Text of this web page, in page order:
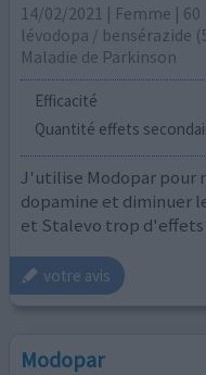
14/02/2021 | Femme | 60
lévodopa / bensérazide
Maladie de Parkinson
Efficacité
Quantité effets
J'utilise Modopar pour
dopamine et diminuer
et Stalevo trop d'effets
votre avis
Modopar